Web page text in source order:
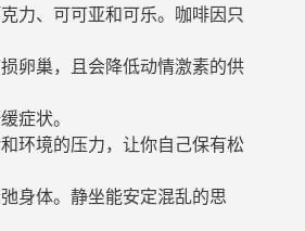
力、可可亚和可乐。咖啡因只
卵巢，且会降低动情激素的供
症状。
环境的压力，让你自己保有松
身体。静坐能安定混乱的思